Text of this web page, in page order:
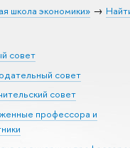
школа экономики»
совет
совет
совет
профессора и